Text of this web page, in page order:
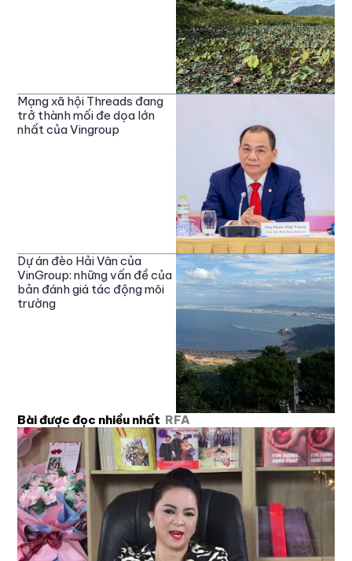
Mạng xã hội Threads đang
trở thành mối đe dọa lớn
nhất của Vingroup
Dự án đèo Hải Vân của
VinGroup: những vấn đề của
bản đánh giá tác động môi
trường
Bài được đọc nhiều nhất RFA